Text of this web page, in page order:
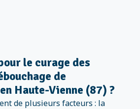
le curage des
de
Haute-Vienne (87) ?
de plusieurs facteurs : la